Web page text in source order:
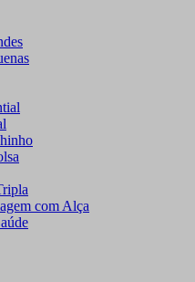
com Alça